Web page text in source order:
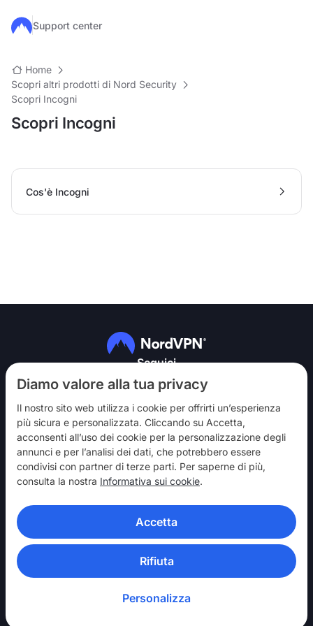
Diamo valore alla tua privacy
Il nostro sito web utilizza i cookie per offrirti un’esperienza
più sicura e personalizzata. Cliccando su Accetta,
acconsenti all’uso dei cookie per la personalizzazione degli
annunci e per l’analisi dei dati, che potrebbero essere
condivisi con partner di terze parti. Per saperne di più,
consulta la nostra Informativa sui cookie.
Accetta
Rifiuta
Personalizza
Salta al contenuto principale
Support center
Home
Scopri altri prodotti di Nord Security
Scopri Incogni
Scopri Incogni
Cos'è Incogni
Seguici
NordVPN
Partecipa
Assistenza
Scopri
APP VPN
© 2026 Nord Security. Tutti i diritti riservati